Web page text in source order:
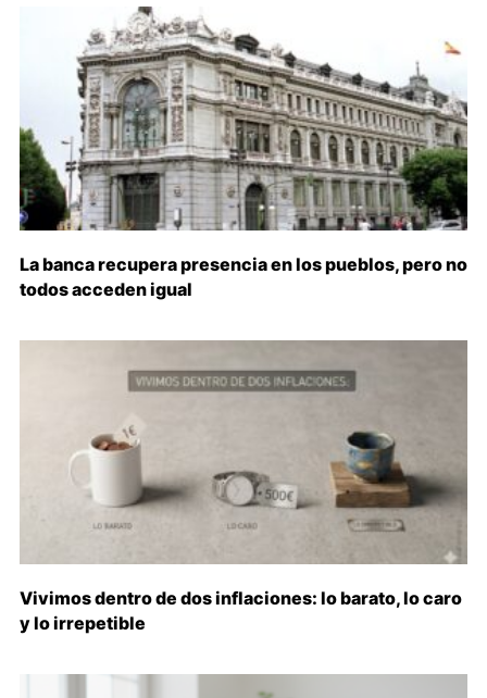
La banca recupera presencia en los pueblos, pero no
todos acceden igual
Vivimos dentro de dos inflaciones: lo barato, lo caro
y lo irrepetible